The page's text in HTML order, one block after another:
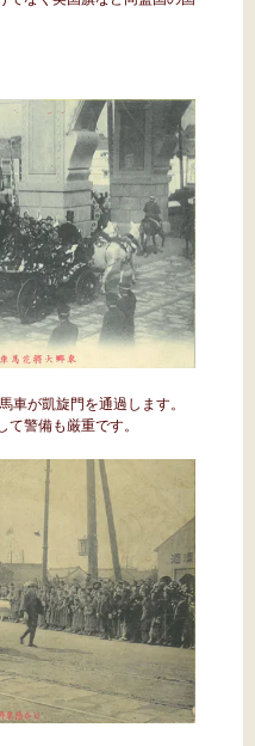
車が凱旋門を通過します。
警備も厳重です。